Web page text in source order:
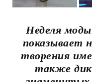
Неделя
показывает
творения
также